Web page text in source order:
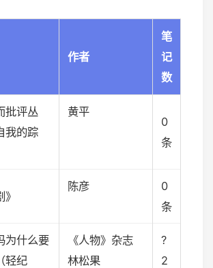
作者
笔
记
数
批评丛
我的踪
黄平
0
条
》
陈彦
0
条
为什么要
轻纪
《人物》杂志
林松果
?
2